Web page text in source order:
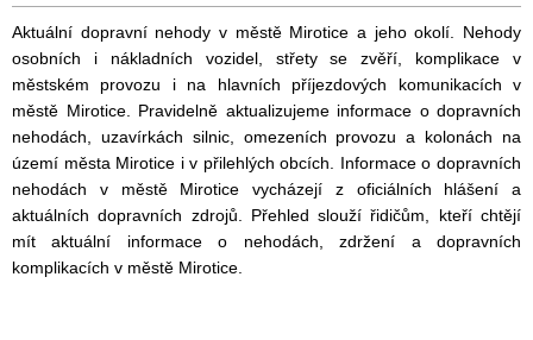
Aktuální dopravní nehody v městě Mirotice a jeho okolí. Nehody
osobních i nákladních vozidel, střety se zvěří, komplikace v
městském provozu i na hlavních příjezdových komunikacích v
městě Mirotice. Pravidelně aktualizujeme informace o dopravních
nehodách, uzavírkách silnic, omezeních provozu a kolonách na
území města Mirotice i v přilehlých obcích. Informace o dopravních
nehodách v městě Mirotice vycházejí z oficiálních hlášení a
aktuálních dopravních zdrojů. Přehled slouží řidičům, kteří chtějí
mít aktuální informace o nehodách, zdržení a dopravních
komplikacích v městě Mirotice.